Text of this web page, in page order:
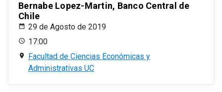
Bernabe Lopez-Martin, Banco Central de
Chile
29 de Agosto de 2019
17:00
Facultad de Ciencias Económicas y
Administrativas UC